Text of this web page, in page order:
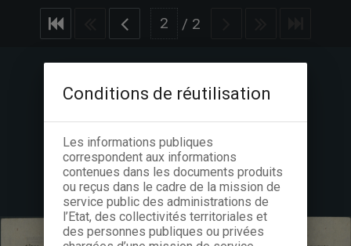
/ 2
Conditions de réutilisation
Les informations publiques
correspondent aux informations
contenues dans les documents produits
ou reçus dans le cadre de la mission de
service public des administrations de
l’Etat, des collectivités territoriales et
des personnes publiques ou privées